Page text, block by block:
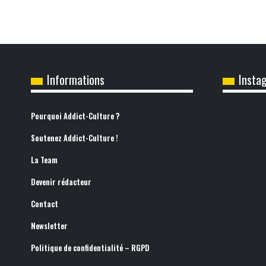
Informations
Pourquoi Addict-Culture ?
Soutenez Addict-Culture !
La Team
Devenir rédacteur
Contact
Newsletter
Politique de confidentialité – RGPD